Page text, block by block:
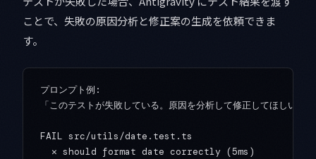
ことで、失敗の原因分析と修正案の生成を依頼できま
す。
プロンプト例:
「このテストが失敗している。原因を分析して修正してほしい」
FAIL src/utils/date.test.ts
  ✕ should format date correctly (5ms)